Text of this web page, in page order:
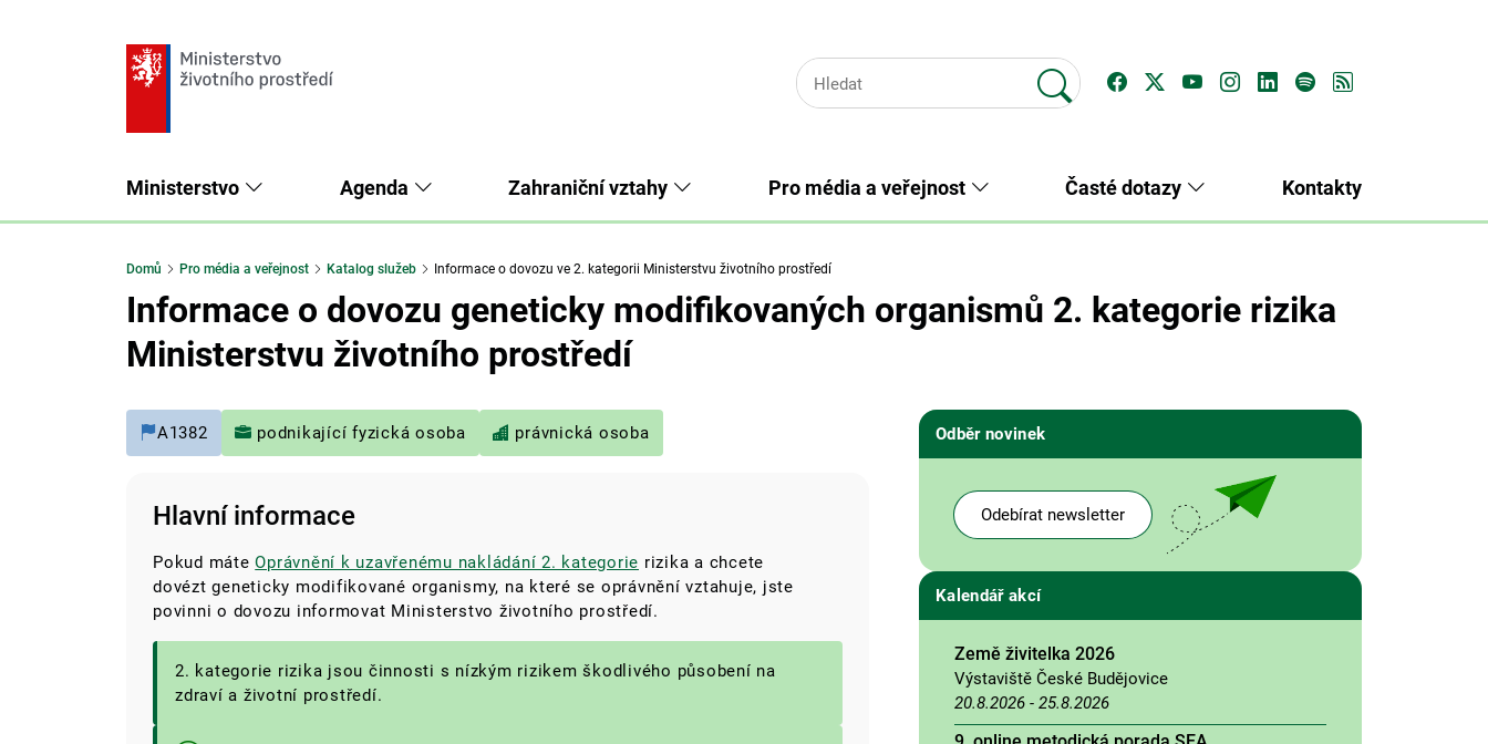
Ministerstvo Agenda Zahraniční vztahy Pro média a veřejnost Časté dotazy Kontakty
Domů Pro média a veřejnost Katalog služeb Informace o dovozu ve 2. kategorii Ministerstvu životního prostředí
Informace o dovozu geneticky modifikovaných organismů 2. kategorie rizika
Ministerstvu životního prostředí
A1382 podnikající fyzická osoba právnická osoba
Hlavní informace
Pokud máteOprávnění k uzavřenému nakládání 2. kategorie rizika a chcete
dovézt geneticky modifikované organismy, na které se oprávnění vztahuje, jste
povinni o dovozu informovat Ministerstvo životního prostředí.
2. kategorie rizika jsou činnosti s nízkým rizikem škodlivého působení na
zdraví a životní prostředí.
Odběr novinek
Odebírat newsletter
Kalendář akcí
Země živitelka 2026
Výstaviště České Budějovice
20.8.2026 - 25.8.2026